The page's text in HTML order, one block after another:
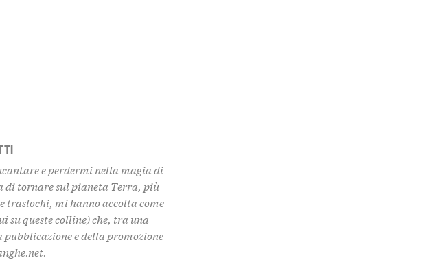
e perdermi nella magia di
di tornare sul pianeta Terra, più
traslochi, mi hanno accolta come
queste colline) che, tra una
e della promozione